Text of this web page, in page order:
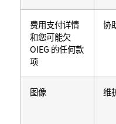
费用支付详情
和您可能欠
OIEG 的任何款
项
协
图像 维